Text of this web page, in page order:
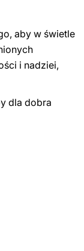
aby w świetle
i nadziei,
dla dobra